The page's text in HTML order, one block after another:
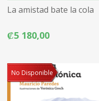
La amistad bate la cola
₡5 180,00
No Disponible